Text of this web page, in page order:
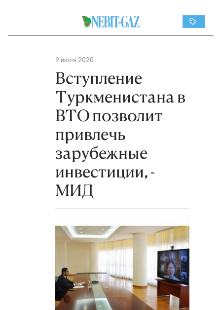
9 июля 2020
Вступление
Туркменистана в
ВТО позволит
привлечь
зарубежные
инвестиции, -
МИД